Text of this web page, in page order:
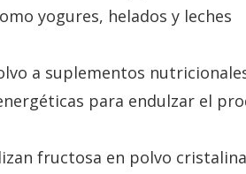
yogures, helados y leches
a suplementos
para endulzar el
fructosa en polvo